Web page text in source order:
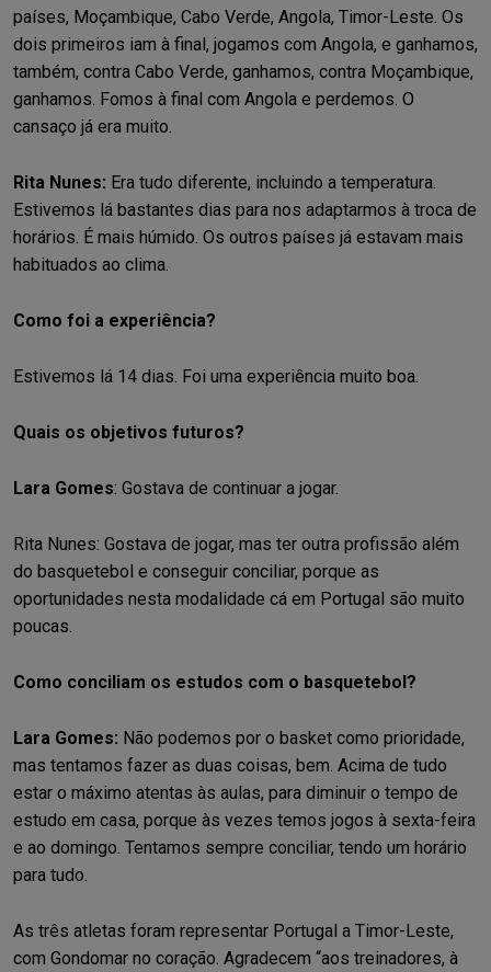
países, Moçambique, Cabo Verde, Angola, Timor-Leste. Os
dois primeiros iam à final, jogamos com Angola, e ganhamos,
também, contra Cabo Verde, ganhamos, contra Moçambique,
ganhamos. Fomos à final com Angola e perdemos. O
cansaço já era muito.
Rita Nunes: Era tudo diferente, incluindo a temperatura.
Estivemos lá bastantes dias para nos adaptarmos à troca de
horários. É mais húmido. Os outros países já estavam mais
habituados ao clima.
Como foi a experiência?
Estivemos lá 14 dias. Foi uma experiência muito boa.
Quais os objetivos futuros?
Lara Gomes: Gostava de continuar a jogar.
Rita Nunes: Gostava de jogar, mas ter outra profissão além
do basquetebol e conseguir conciliar, porque as
oportunidades nesta modalidade cá em Portugal são muito
poucas.
Como conciliam os estudos com o basquetebol?
Lara Gomes: Não podemos por o basket como prioridade,
mas tentamos fazer as duas coisas, bem. Acima de tudo
estar o máximo atentas às aulas, para diminuir o tempo de
estudo em casa, porque às vezes temos jogos à sexta-feira
e ao domingo. Tentamos sempre conciliar, tendo um horário
para tudo.
As três atletas foram representar Portugal a Timor-Leste,
com Gondomar no coração. Agradecem “aos treinadores, à